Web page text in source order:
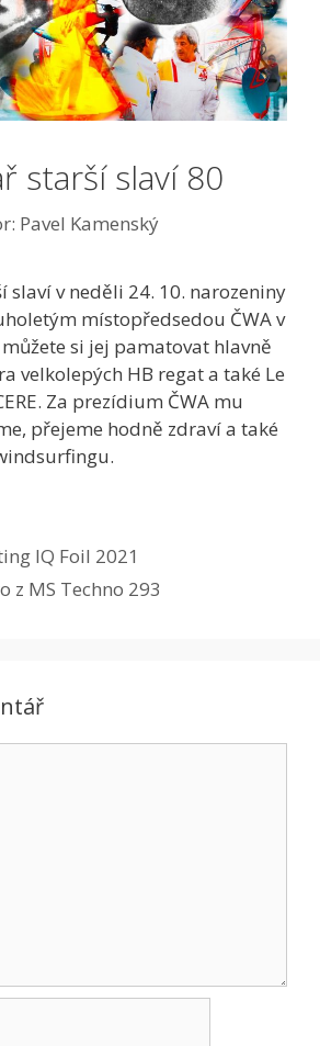
starší slaví 80
Pavel Kamenský
slaví v neděli 24. 10. narozeniny
místopředsedou ČWA v
si jej pamatovat hlavně
velkolepých HB regat a také Le
Za prezídium ČWA mu
přejeme hodně zdraví a také
IQ Foil 2021
z MS Techno 293